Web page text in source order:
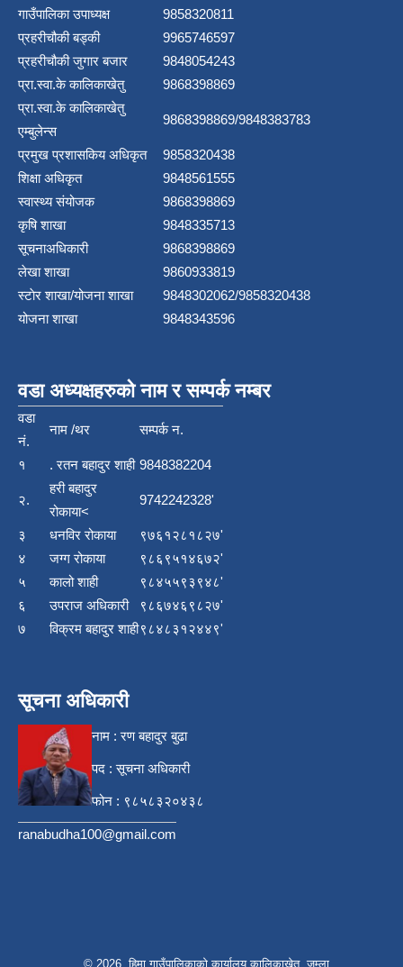
गाउँपालिका उपाध्यक्ष
9858320811
प्रहरीचौकी बड्की
9965746597
प्रहरीचौकी जुगार बजार
9848054243
प्रा.स्वा.के कालिकाखेतु
9868398869
प्रा.स्वा.के कालिकाखेतु
एम्बुलेन्स
9868398869/9848383783
प्रमुख प्रशासकिय अधिकृत
9858320438
शिक्षा अधिकृत
9848561555
स्वास्थ्य संयोजक
9868398869
कृषि शाखा
9848335713
सूचनाअधिकारी
9868398869
लेखा शाखा
9860933819
स्टाेर शाखा/योजना शाखा
9848302062/9858320438
योजना शाखा
9848343596
वडा अध्यक्षहरुको नाम र सम्पर्क नम्बर
वडा
नं.
नाम /थर सम्पर्क न.
१ . रतन बहादुर शाही 9848382204
२.
हरी बहादुर
रोकाया<
9742242328'
३ धनविर रोकाया
९७६१२८१८२७'
४
जग्ग रोकाया
९८६९५१४६७२'
५
कालो शाही
९८४५५९३९४८'
६
उपराज अधिकारी
९८६७४६९८२७'
७
विक्रम बहादुर शाही९८४८३१२४४९'
सूचना अधिकारी
नाम : रण बहादुर बुढा
पद : सूचना अधिकारी
फोन : ९८५८३२०४३८
ranabudha100@gmail.com
© 2026 हिमा गाउँपालिकाकाे कार्यालय कालिकाखेतु, जुम्ला